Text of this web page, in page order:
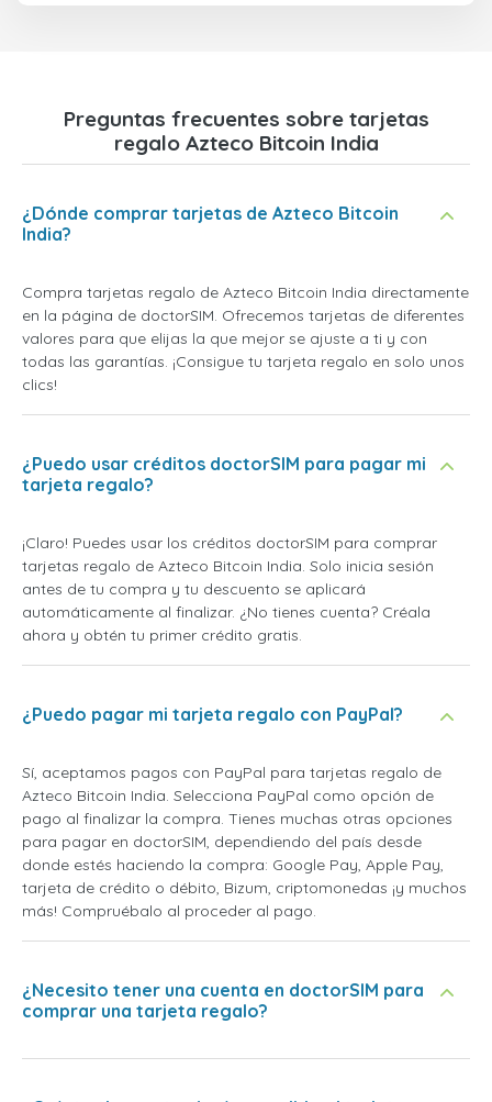
Preguntas frecuentes sobre tarjetas
regalo Azteco Bitcoin India
¿Dónde comprar tarjetas de Azteco Bitcoin
India?
Compra tarjetas regalo de Azteco Bitcoin India directamente
en la página de doctorSIM. Ofrecemos tarjetas de diferentes
valores para que elijas la que mejor se ajuste a ti y con
todas las garantías. ¡Consigue tu tarjeta regalo en solo unos
clics!
¿Puedo usar créditos doctorSIM para pagar mi
tarjeta regalo?
¡Claro! Puedes usar los créditos doctorSIM para comprar
tarjetas regalo de Azteco Bitcoin India. Solo inicia sesión
antes de tu compra y tu descuento se aplicará
automáticamente al finalizar. ¿No tienes cuenta? Créala
ahora y obtén tu primer crédito gratis.
¿Puedo pagar mi tarjeta regalo con PayPal?
Sí, aceptamos pagos con PayPal para tarjetas regalo de
Azteco Bitcoin India. Selecciona PayPal como opción de
pago al finalizar la compra. Tienes muchas otras opciones
para pagar en doctorSIM, dependiendo del país desde
donde estés haciendo la compra: Google Pay, Apple Pay,
tarjeta de crédito o débito, Bizum, criptomonedas ¡y muchos
más! Compruébalo al proceder al pago.
¿Necesito tener una cuenta en doctorSIM para
comprar una tarjeta regalo?